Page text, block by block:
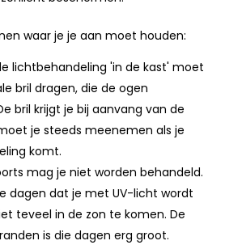
waar je je aan moet houden:
lichtbehandeling 'in de kast' moet
bril dragen, die de ogen
bril krijgt je bij aanvang van de
je steeds meenemen als je
komt.
mag je niet worden behandeld.
dagen dat je met UV-licht wordt
teveel in de zon te komen. De
is die dagen erg groot.